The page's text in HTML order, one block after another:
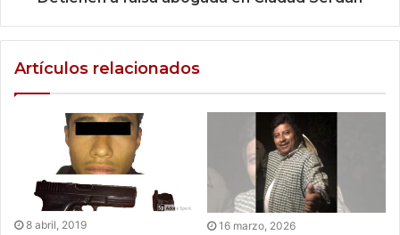
Artículos relacionados
8 abril, 2019 16 marzo, 2026